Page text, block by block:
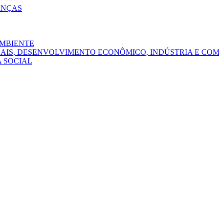
DESENVOLVIMENTO ECONÔMICO, INDÚSTRIA E
SOCIAL